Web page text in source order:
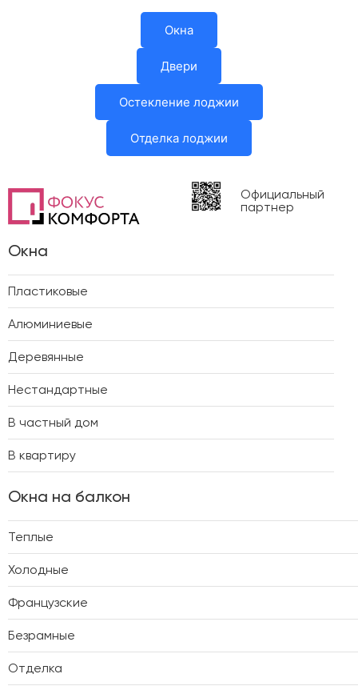
Окна
Двери
Остекление лоджии
Отделка лоджии
Официальный
партнер
Окна
Пластиковые
Алюминиевые
Деревянные
Нестандартные
В частный дом
В квартиру
Окна на балкон
Теплые
Холодные
Французские
Безрамные
Отделка